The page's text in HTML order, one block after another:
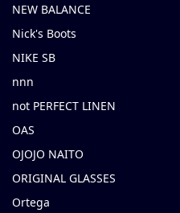
NEW BALANCE
Nick's Boots
NIKE SB
nnn
not PERFECT LINEN
OAS
OJOJO NAITO
ORIGINAL GLASSES
Ortega